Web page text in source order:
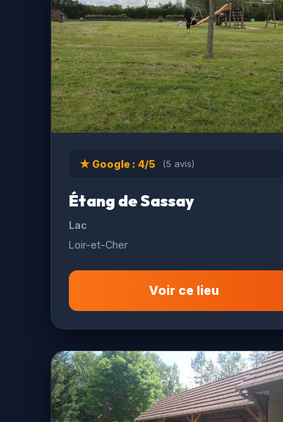
★ Google : 4/5 (5 avis)
Étang de Sassay
Lac
Loir-et-Cher
Voir ce lieu